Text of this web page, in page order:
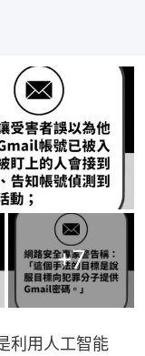
+7
利用人工智能